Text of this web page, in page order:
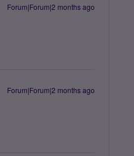
Forum|Forum|2 months ago
Forum|Forum|2 months ago